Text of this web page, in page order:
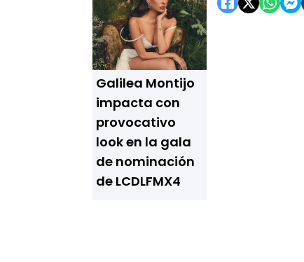
Galilea Montijo
impacta con
provocativo
look en la gala
de nominación
de LCDLFMX4